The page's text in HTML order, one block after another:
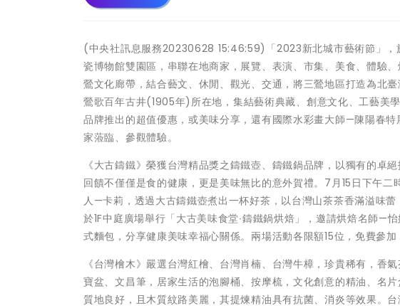
(中央社訊息服務20230628 15:46:59)「2023新北城市藝術節」，
瓷博物館雙園區，串聯在地商家，展覽、表演、市集、美食、體驗
鶯文化廊帶，結合藝文、休閒、觀光、交通，將三鶯地區打造為北
鶯歌百年古井(1905年)所在地，集結藝術典藏、創意文化、工藝美
品牌推出的超值優惠，或美味分享，還有國際水彩畫大師—陳陽春
家蒞臨、參觀體驗。
《大古鑄鐵》榮獲台灣精品獎之鑄鐵壺、鑄鐵鍋品牌，以獨有的卓
回饋不僅僅是食的健康，更是美味無比的意外賀禮。7月15日下午
人—卡莉，透過大古鑄鐵壺煮出一杯好茶，以台灣山茶茶香滿溢味
於1F中庭廣場舉行「大古美味食堂∙鑄鐵鍋烘焙」，邀請烘焙名師—
式麵包，分享健康美味幸福心關係。兩場活動各限額15位，免費參
《台灣檜木》嚴選台灣紅檜、台灣肖楠、台灣牛樟，珍貴稀有，香
寶盆、文昌筆，居家生活的泡腳桶、按摩梳，文化創意的精油、名
質地良好，且木質紋路美麗，其提煉精油具有抗菌、消炎等效果。